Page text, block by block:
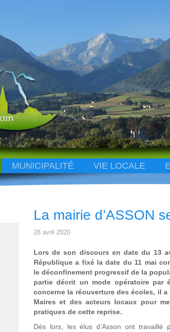
MUNICIPALITÉ VIE LOCALE
La mairie d’ASSON
28 avril 2020
Lors de son discours en date du 13
République a fixé la date du 11 mai
le déconfinement progressif de la
partie décrit un mode opératoire par
concerne la réouverture des écoles, il
Maires et des acteurs locaux pour
pratiques de cette reprise.
Dès lors, les élus d’Asson ont travaillé